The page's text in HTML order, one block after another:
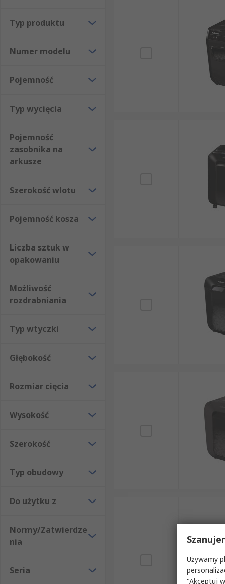
Typ produktu
Numer modelu
Pojemność
Typ wycięcia
Pojemność
zasobnika na
arkusze
Szerokość wlotu
Pojemność kosza
Liczba sztuk w
opakowaniu
Możliwość
rozdrabniania
Typ wtyczki
Głębokość
Rozmiar cięcia
Wysokość
Szerokość
Typ obudowy
Do użytku z
Normy/Zatwierdze
nia
Seria
Używamy
"Akceptuj